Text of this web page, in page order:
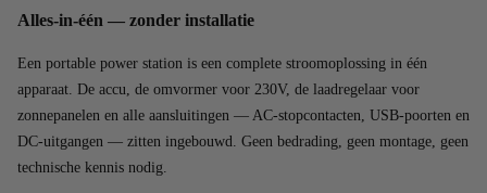
Alles-in-één — zonder installatie
Een portable power station is een complete stroomoplossing in één
apparaat. De accu, de omvormer voor 230V, de laadregelaar voor
zonnepanelen en alle aansluitingen — AC-stopcontacten, USB-poorten en
DC-uitgangen — zitten ingebouwd. Geen bedrading, geen montage, geen
technische kennis nodig.